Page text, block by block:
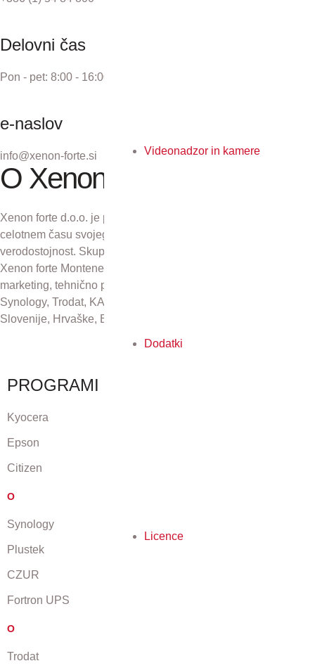
Videonadzor in kamere
Dodatki
Licence
Delovni čas
Pon - pet: 8:00 - 16:00
e-naslov
info@xenon-forte.si
O Xenon forte
Xenon forte d.o.o. je podjetje z več kot 30-letno tradicijo. V
celotnem času svojega obstoja se zavzema za odličnost in
verodostojnost. Skupaj s podjetji Xenon forte Zagreb d.o.o.,
Xenon forte Montenegro in Xenon forte d.o.o., Sarajevo skrbi za
marketing, tehnično podporo in distribucijo izdelkov Kyocera,
Synology, Trodat, KAI, Plustek in CZUR na področju Republike
Slovenije, Hrvaške, Bosne in Hercegovine ter Črne gore.
PROGRAMI
Kyocera
Epson
Citizen
O
Synology
Plustek
CZUR
Fortron UPS
O
Trodat